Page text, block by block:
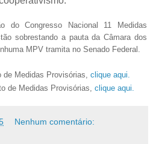
do Congresso Nacional 11 Medidas
sobrestando a pauta da Câmara dos
MPV tramita no Senado Federal.
de Medidas Provisórias, clique aqui.
de Medidas Provisórias, clique aqui.
Nenhum comentário: